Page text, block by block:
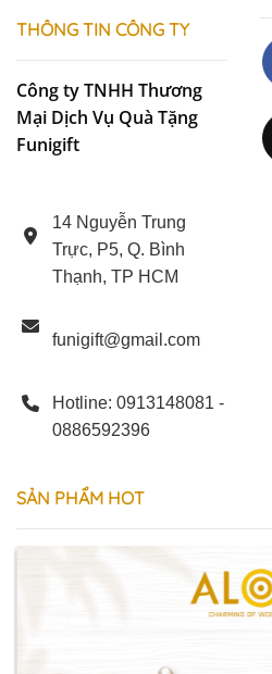
THÔNG TIN CÔNG TY
Công ty TNHH Thương
Mại Dịch Vụ Quà Tặng
Funigift
14 Nguyễn Trung
Trực, P5, Q. Bình
Thạnh, TP HCM
funigift@gmail.com
Hotline: 0913148081 -
0886592396
SẢN PHẨM HOT